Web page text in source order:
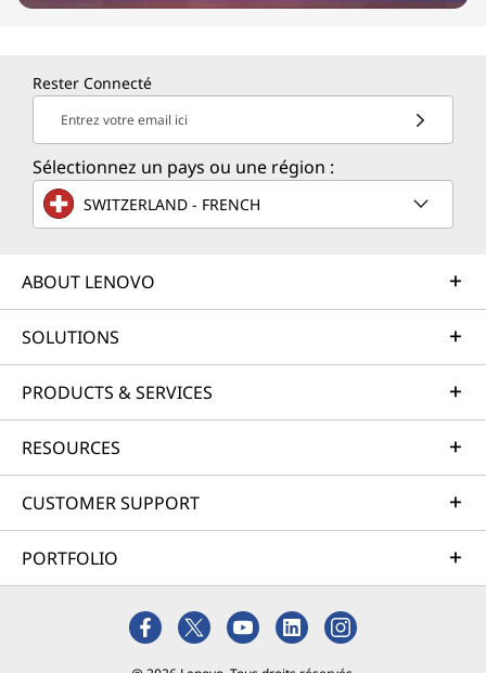
Rester Connecté
Entrez votre email ici
Sélectionnez un pays ou une région :
SWITZERLAND - FRENCH
ABOUT LENOVO
SOLUTIONS
PRODUCTS & SERVICES
RESOURCES
CUSTOMER SUPPORT
PORTFOLIO